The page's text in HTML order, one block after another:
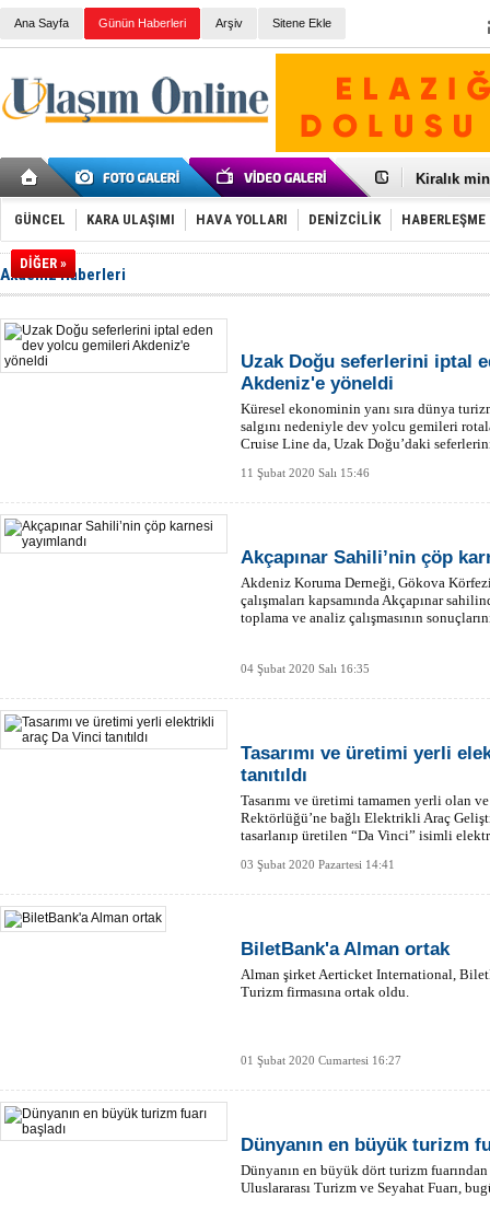
Ana Sayfa Günün Haberleri Arşiv Sitene Ekle
Kiralık
VW'de üst
Ünye
İzmir-
HAVAŞ 21
İran'a ait
Rus
GÜNCEL KARA ULAŞIMI HAVA YOLLARI DENİZCİLİK HABERLEŞME
DİĞER »
Akdeniz Haberleri
Uzak Doğu seferlerini iptal
Akdeniz'e yöneldi
Küresel ekonominin yanı sıra dünya
salgını nedeniyle dev yolcu gemileri
Cruise Line da, Uzak Doğu’daki
11 Şubat 2020 Salı 15:46
Akçapınar Sahili’nin çöp
Akdeniz Koruma Derneği, Gökova
çalışmaları kapsamında Akçapınar
toplama ve analiz çalışmasının
04 Şubat 2020 Salı 16:35
Tasarımı ve üretimi yerli
tanıtıldı
Tasarımı ve üretimi tamamen yerli olan
Rektörlüğü’ne bağlı Elektrikli Araç
tasarlanıp üretilen “Da Vinci” isimli
03 Şubat 2020 Pazartesi 14:41
BiletBank'a Alman ortak
Alman şirket Aerticket International,
Turizm firmasına ortak oldu.
01 Şubat 2020 Cumartesi 16:27
Dünyanın en büyük turizm
Dünyanın en büyük dört turizm
Uluslararası Turizm ve Seyahat Fuarı,